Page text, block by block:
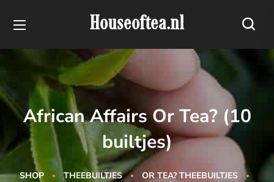
Houseoftea.nl
African Affairs Or Tea? (10
builtjes)
SHOP THEEBUILTJES
OR TEA? THEEBUILTJES